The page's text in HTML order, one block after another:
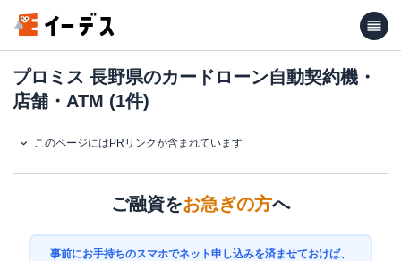
プロミス 長野県のカードローン自動契約機・
店舗・ATM (1件)
このページにはPRリンクが含まれています
ご融資をお急ぎの方へ
事前にお手持ちのスマホでネット申し込みを済ませておけば、